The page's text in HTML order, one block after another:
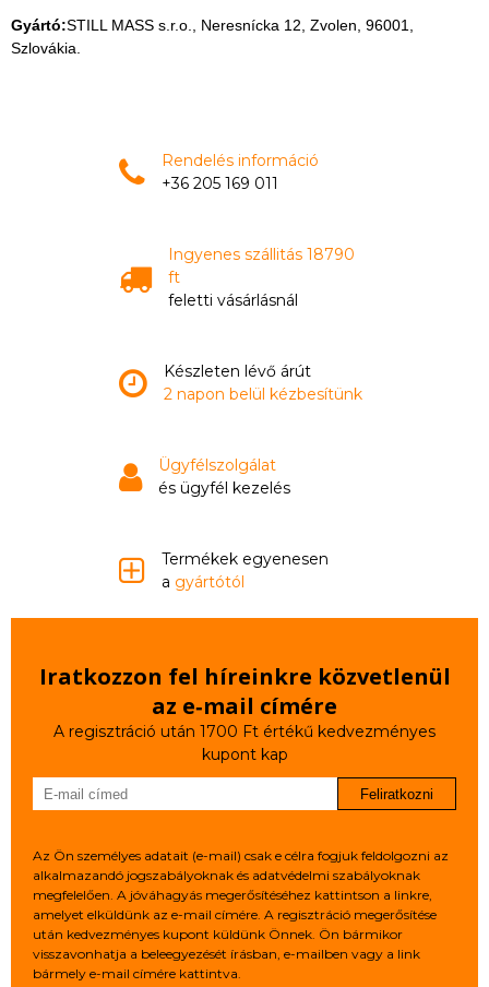
Gyártó:STILL MASS s.r.o., Neresnícka 12, Zvolen, 96001,
Szlovákia.
Rendelés információ
+36 205 169 011
Ingyenes szállitás 18790
ft
feletti vásárlásnál
Készleten lévő árút
2 napon belül kézbesítünk
Ügyfélszolgálat
és ügyfél kezelés
Termékek egyenesen
a gyártótól
Iratkozzon fel híreinkre közvetlenül
az e‑mail címére
A regisztráció után 1700 Ft értékű kedvezményes
kupont kap
Feliratkozni
Az Ön személyes adatait (e-mail) csak e célra fogjuk feldolgozni az
alkalmazandó jogszabályoknak és adatvédelmi szabályoknak
megfelelően. A jóváhagyás megerősítéséhez kattintson a linkre,
amelyet elküldünk az e-mail címére. A regisztráció megerősítése
után kedvezményes kupont küldünk Önnek. Ön bármikor
visszavonhatja a beleegyezését írásban, e-mailben vagy a link
bármely e-mail címére kattintva.